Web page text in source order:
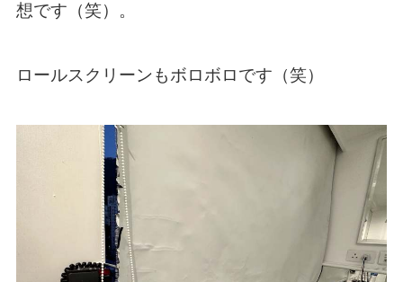
想です（笑）。
ロールスクリーンもボロボロです（笑）